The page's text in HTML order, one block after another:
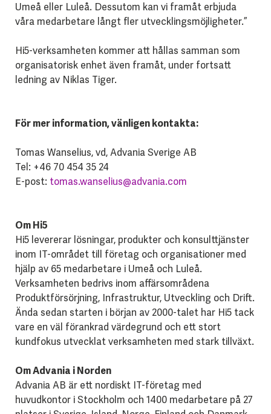
Umeå eller Luleå. Dessutom kan vi framåt erbjuda
våra medarbetare långt fler utvecklingsmöjligheter.”
Hi5-verksamheten kommer att hållas samman som
organisatorisk enhet även framåt, under fortsatt
ledning av Niklas Tiger.
För mer information, vänligen kontakta:
Tomas Wanselius, vd, Advania Sverige AB
Tel: +46 70 454 35 24
E-post: tomas.wanselius@advania.com
Om Hi5
Hi5 levererar lösningar, produkter och konsulttjänster
inom IT-området till företag och organisationer med
hjälp av 65 medarbetare i Umeå och Luleå.
Verksamheten bedrivs inom affärsområdena
Produktförsörjning, Infrastruktur, Utveckling och Drift.
Ända sedan starten i början av 2000-talet har Hi5 tack
vare en väl förankrad värdegrund och ett stort
kundfokus utvecklat verksamheten med stark tillväxt.
Om Advania i Norden
Advania AB är ett nordiskt IT-företag med
huvudkontor i Stockholm och 1400 medarbetare på 27